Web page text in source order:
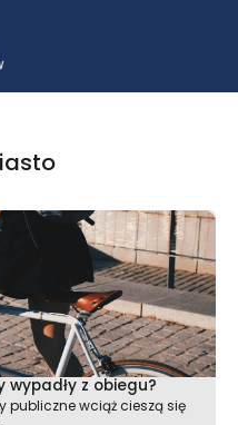
wypadły z obiegu?
publiczne wciąż cieszą się